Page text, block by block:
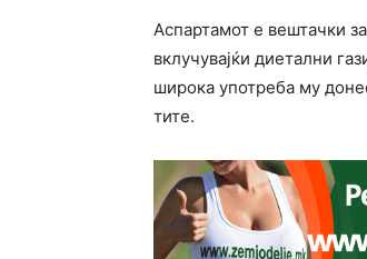
Аспартамот е вештачки
вклучувајќи диетални
широка употреба му
тите.